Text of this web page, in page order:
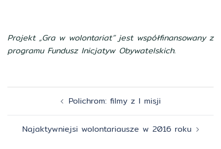
Projekt „Gra w wolontariat” jest współfinansowany z
programu Fundusz Inicjatyw Obywatelskich.
Zobacz Polichrom: filmy z I misji
Najaktywniejsi wolontariausze w 2016 roku